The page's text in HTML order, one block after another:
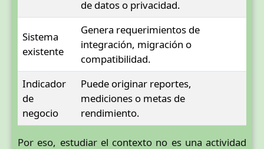
de datos o privacidad.
Sistema
existente
Genera requerimientos de
integración, migración o
compatibilidad.
Indicador
de
negocio
Puede originar reportes,
mediciones o metas de
rendimiento.
Por eso, estudiar el contexto no es una actividad